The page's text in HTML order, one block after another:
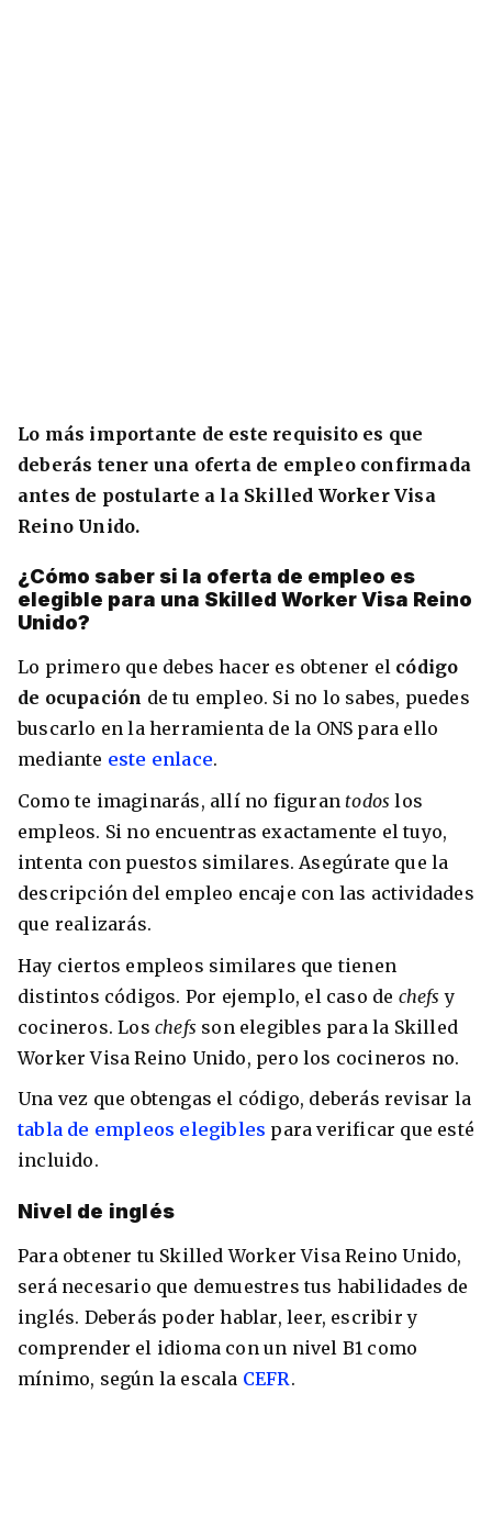
Lo más importante de este requisito es que
deberás tener una oferta de empleo confirmada
antes de postularte a la Skilled Worker Visa
Reino Unido.
¿Cómo saber si la oferta de empleo es
elegible para una Skilled Worker Visa Reino
Unido?
Lo primero que debes hacer es obtener el código
de ocupación de tu empleo. Si no lo sabes, puedes
buscarlo en la herramienta de la ONS para ello
mediante este enlace.
Como te imaginarás, allí no figuran todoslos
empleos. Si no encuentras exactamente el tuyo,
intenta con puestos similares. Asegúrate que la
descripción del empleo encaje con las actividades
que realizarás.
Hay ciertos empleos similares que tienen
distintos códigos. Por ejemplo, el caso de chefs y
cocineros. Los chefs son elegibles para la Skilled
Worker Visa Reino Unido, pero los cocineros no.
Una vez que obtengas el código, deberás revisar la
tabla de empleos elegibles para verificar que esté
incluido.
Nivel de inglés
Para obtener tu Skilled Worker Visa Reino Unido,
será necesario que demuestres tus habilidades de
inglés. Deberás poder hablar, leer, escribir y
comprender el idioma con un nivel B1 como
mínimo, según la escala CEFR.